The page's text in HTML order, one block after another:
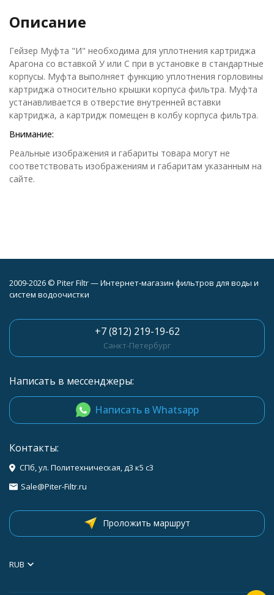
Описание
Гейзер Муфта "И" необходима для уплотнения картриджа
Арагона со вставкой У или С при в установке в стандартные
корпусы. Муфта выполняет функцию уплотнения горловины
картриджа относительно крышки корпуса фильтра. Муфта
устанавливается в отверстие внутренней вставки
картриджа, а картридж помещен в колбу корпуса фильтра.
Внимание:
Реальные изображения и габариты товара могут не
соответствовать изображениям и габаритам указанным на
сайте.
2009-2026 © Piter Filtr — Интернет-магазин фильтров для воды и
систем водоочистки
+7 (812) 219-19-62
Санкт-Петербург
Написать в мессенджеры:
Написать в Whatsapp
Контакты:
СПб, ул. Политехническая, д3 к5 с3
Sale@Piter-Filtr.ru
Проложить маршрут
RUB